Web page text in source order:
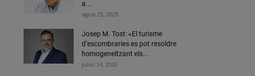
a...
agost 25, 2025
Josep M. Tost: «El turisme
d’escombraries es pot resoldre
homogeneïtzant els...
juliol 14, 2025